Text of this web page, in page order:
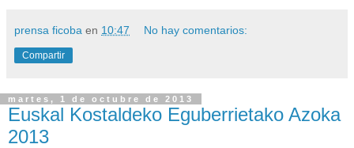
prensa ficoba en 10:47 No hay comentarios:
Compartir
martes, 1 de octubre de 2013
Euskal Kostaldeko Eguberrietako Azoka
2013